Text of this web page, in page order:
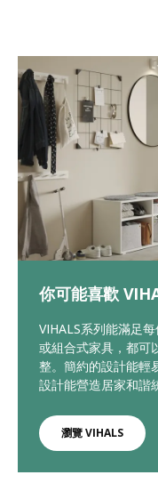
你可能喜歡
VIHALS系列能滿足
或組合式家具，都可
整。簡約的設計能輕
設計能營造居家和諧
瀏覽 VIHALS